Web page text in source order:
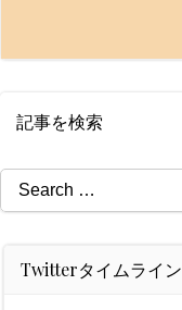
記事を検索
Search
for:
Twitterタイムライン